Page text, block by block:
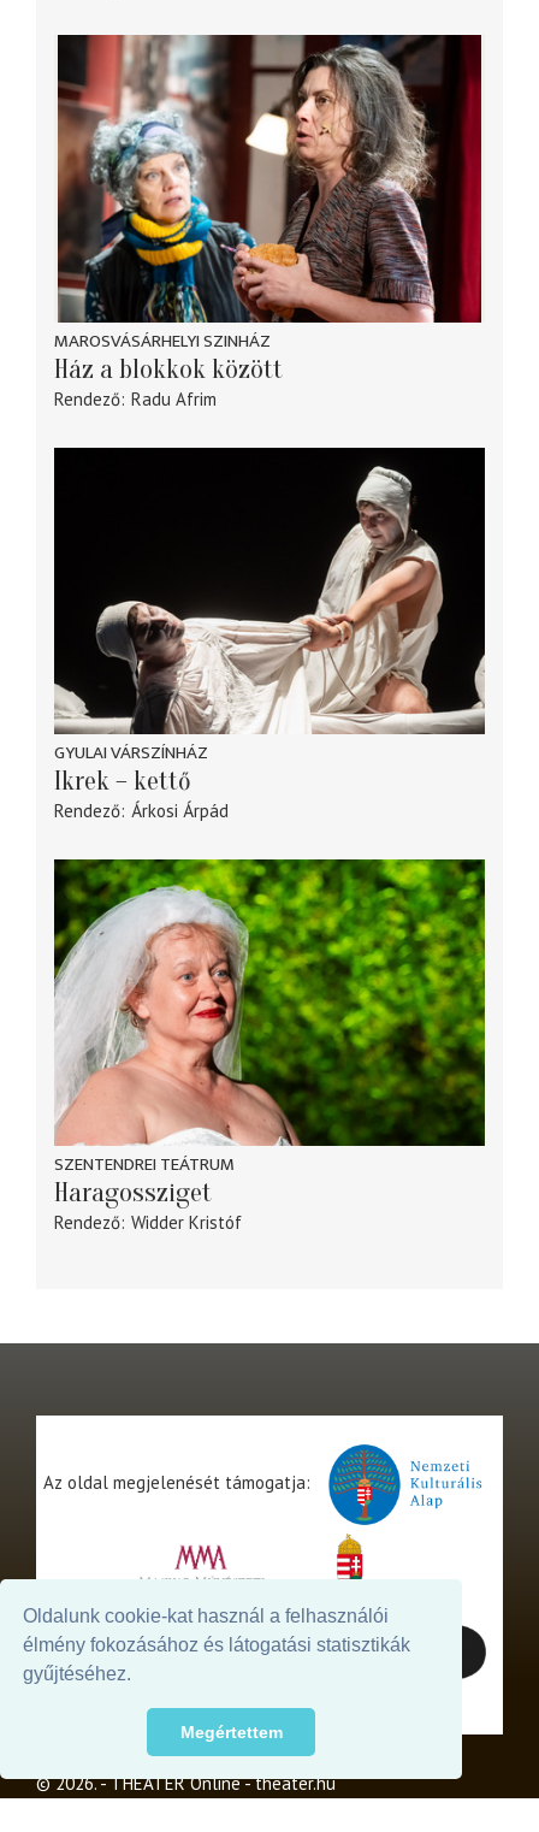
Oldalunk cookie-kat használ a felhasználói
élmény fokozásához és látogatási statisztikák
gyűjtéséhez.
Megértettem
MAROSVÁSÁRHELYI SZINHÁZ
Ház a blokkok között
Rendező Radu Afrim
GYULAI VÁRSZÍNHÁZ
Ikrek – kettő
Rendező Árkosi Árpád
SZENTENDREI TEÁTRUM
Haragossziget
Rendező Widder Kristóf
Az oldal megjelenését támogatja:
© 2026. - THEATER Online -theater.hu